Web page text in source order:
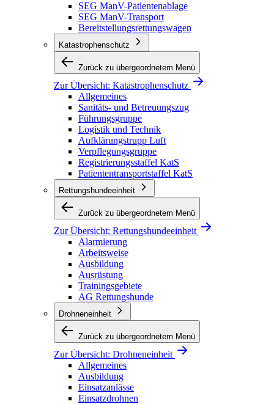
SEG ManV-Patientenablage
SEG ManV-Transport
Bereitstellungsrettungswagen
Katastrophenschutz
Zurück zu übergeordnetem Menü
Zur Übersicht: Katastrophenschutz
Allgemeines
Sanitäts- und Betreuungszug
Führungsgruppe
Logistik und Technik
Aufklärungstrupp Luft
Verpflegungsgruppe
Registrierungsstaffel KatS
Patiententransportstaffel KatS
Rettungshundeeinheit
Zurück zu übergeordnetem Menü
Zur Übersicht: Rettungshundeeinheit
Alarmierung
Arbeitsweise
Ausbildung
Ausrüstung
Trainingsgebiete
AG Rettungshunde
Drohneneinheit
Zurück zu übergeordnetem Menü
Zur Übersicht: Drohneneinheit
Allgemeines
Ausbildung
Einsatzanlässe
Einsatzdrohnen